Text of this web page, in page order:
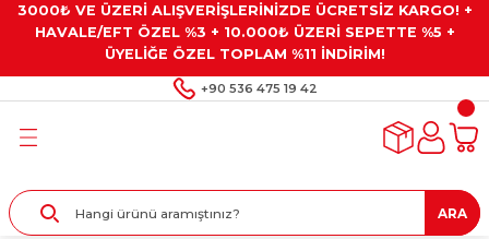
3000₺ VE ÜZERİ ALIŞVERİŞLERİNİZDE ÜCRETSİZ KARGO! +
HAVALE/EFT ÖZEL %3 + 10.000₺ ÜZERİ SEPETTE %5 +
ÜYELİĞE ÖZEL TOPLAM %11 İNDİRİM!
+90 536 475 19 42
Geri Dön
Geri Dön
Geri Dön
Gresler
Geri Dön
Alet Setleri
Geri Dön
Taşları ve
ARA